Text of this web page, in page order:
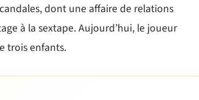
dont une affaire de relations
à la sextape. Aujourd’hui, le joueur
trois enfants.